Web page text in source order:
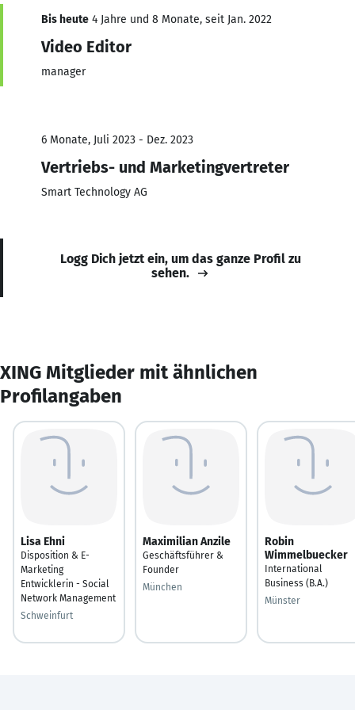
Bis heute 4 Jahre und 8 Monate, seit Jan. 2022
Video Editor
manager
6 Monate, Juli 2023 - Dez. 2023
Vertriebs- und Marketingvertreter
Smart Technology AG
Logg Dich jetzt ein, um das ganze Profil zu
sehen.
XING Mitglieder mit ähnlichen
Profilangaben
Lisa Ehni
Disposition & E-
Marketing
Entwicklerin - Social
Network Management
Schweinfurt
Maximilian Anzile
Geschäftsführer &
Founder
München
Robin
Wimmelbuecker
International
Business (B.A.)
Münster